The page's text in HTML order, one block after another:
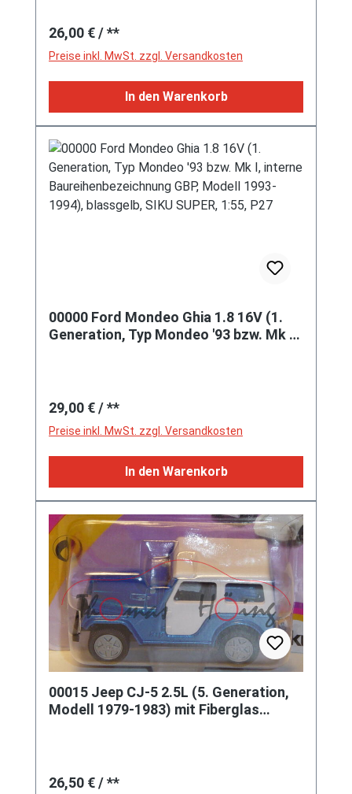
SUPER, 1:55, m
Regulärer Preis:
26,00 €/ **
Preise inkl. MwSt. zzgl. Versandkosten
In den Warenkorb
00000 Ford Mondeo Ghia 1.8 16V (1.
Generation, Typ Mondeo '93 bzw. Mk I,
Regulärer Preis:
29,00 €/ **
Preise inkl. MwSt. zzgl. Versandkosten
In den Warenkorb
00015 Jeep CJ-5 2.5L (5. Generation,
Modell 1979-1983) mit Fiberglas
Regulärer Preis:
26,50 €/ **